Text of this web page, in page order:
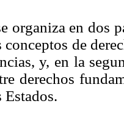
organiza en dos
conceptos de
y, en la
derechos